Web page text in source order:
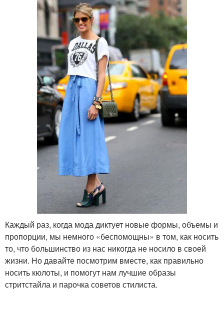
Каждый раз, когда мода диктует новые формы, объемы и
пропорции, мы немного «беспомощны» в том, как носить
то, что большинство из нас никогда не носило в своей
жизни. Но давайте посмотрим вместе, как правильно
носить кюлоты, и помогут нам лучшие образы
стритстайла и парочка советов стилиста.